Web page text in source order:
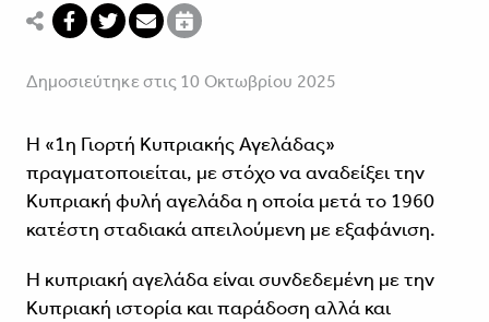
Δημοσιεύτηκε στις 10 Οκτωβρίου 2025
Η «1η Γιορτή Κυπριακής Αγελάδας»
πραγματοποιείται, με στόχο να αναδείξει την
Κυπριακή φυλή αγελάδα η οποία μετά το 1960
κατέστη σταδιακά απειλούμενη με εξαφάνιση.
Η κυπριακή αγελάδα είναι συνδεδεμένη με την
Κυπριακή ιστορία και παράδοση αλλά και